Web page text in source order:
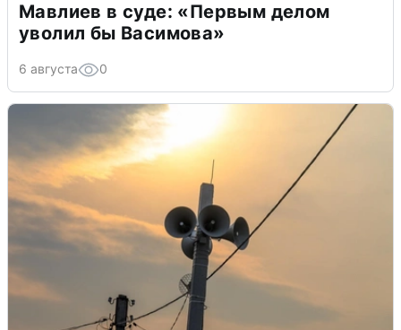
Мавлиев в суде: «Первым делом
уволил бы Васимова»
6 августа 0